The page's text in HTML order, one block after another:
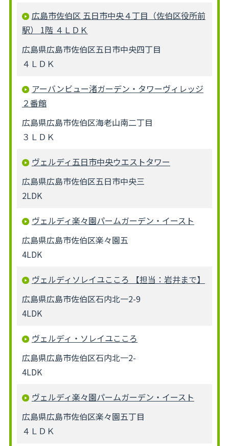
広島市佐伯区 五日市中央４丁目（佐伯区役所前
駅） 1階 ４ＬＤＫ
広島県広島市佐伯区五日市中央四丁目
４ＬＤＫ
アーバンビュー渚ガーデン・タワーヴィレッジ
２番館
広島県広島市佐伯区海老山南二丁目
３ＬＤＫ
ヴェルディ五日市中央ウエストタワー
広島県広島市佐伯区五日市中央三
2LDK
ヴェルディ楽々園パームガーデン・イースト
広島県広島市佐伯区楽々園五
4LDK
ヴェルディソレイユこころ 【担当：岩井まで】
広島県広島市佐伯区石内北一2-9
4LDK
ヴェルディ・ソレイユこころ
広島県広島市佐伯区石内北一2-
4LDK
ヴェルディ楽々園パームガーデン・イースト
広島県広島市佐伯区楽々園五丁目
４ＬＤＫ